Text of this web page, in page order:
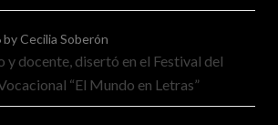
by Cecilia Soberón
y docente, disertó en el Festival del
“El Mundo en Letras”